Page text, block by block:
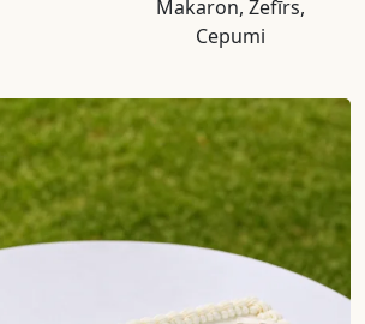
Makaron, Zefīrs,
Cepumi